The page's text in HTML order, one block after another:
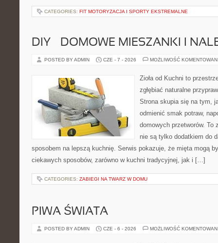
CATEGORIES: FIT MOTORYZACJA I SPORTY EKSTREMALNE
DIY – DOMOWE MIESZANKI I
POSTED BY ADMIN CZE - 7 - 2026 MOŻLIWOŚĆ
Zioła od Kuchni to
zgłębiać naturalne
Strona skupia się na tym,
odmienić smak potraw,
domowych przetworów. To
nie są tylko dodatkiem do
sposobem na lepszą kuchnię. Serwis pokazuje, że mięta mogą
ciekawych sposobów, zarówno w kuchni tradycyjnej, jak i […]
CATEGORIES: ZABIEGI NA TWARZ W DOMU
PIWA ŚWIATA
POSTED BY ADMIN CZE - 6 - 2026 MOŻLIWOŚĆ